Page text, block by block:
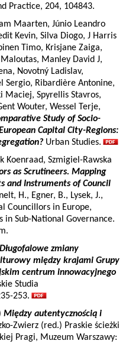
Practice, 204, 104843.
Maarten, Júnio Leandro
Kevin, Silva Diogo, J Harris
Timo, Krisjane Zaiga,
Manley David J,
Novotný Ladislav,
Sergio, Ribardière Antonine,
Maciej, Spyrellis Stavros,
Wouter, Wessel Terje,
Study of Socio-
Capital City-Regions:
Urban Studies.
Koenraad, Szmigiel-Rawska
as Scrutineers. Mapping
and Instruments of Council
H., Egner, B., Lysek, J.,
Councillors in Europe,
in Sub-National Governance.
Długofalowe zmiany
między krajami Grupy
centrum innowacyjnego
Studia
253.
Między autentycznością i
Zwierz (red.) Praskie ścieżki
Pragi, Muzeum Warszawy: